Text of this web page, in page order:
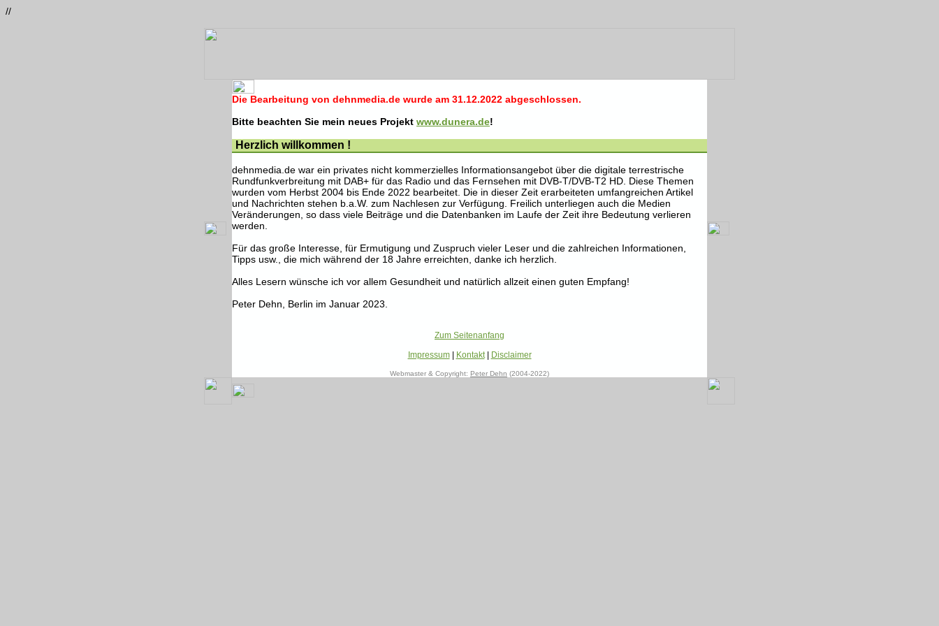
//
Die Bearbeitung von dehnmedia.de wurde am 31.12.2022 abgeschlossen.
Bitte beachten Sie mein neues Projekt www.dunera.de!
Herzlich willkommen !
dehnmedia.de war ein privates nicht kommerzielles Informationsangebot über die digitale terrestrische
Rundfunkverbreitung mit DAB+ für das Radio und das Fernsehen mit DVB-T/DVB-T2 HD. Diese Themen
wurden vom Herbst 2004 bis Ende 2022 bearbeitet. Die in dieser Zeit erarbeiteten umfangreichen Artikel
und Nachrichten stehen b.a.W. zum Nachlesen zur Verfügung. Freilich unterliegen auch die Medien
Veränderungen, so dass viele Beiträge und die Datenbanken im Laufe der Zeit ihre Bedeutung verlieren
werden.
Für das große Interesse, für Ermutigung und Zuspruch vieler Leser und die zahlreichen Informationen,
Tipps usw., die mich während der 18 Jahre erreichten, danke ich herzlich.
Alles Lesern wünsche ich vor allem Gesundheit und natürlich allzeit einen guten Empfang!
Peter Dehn, Berlin im Januar 2023.
Zum Seitenanfang
Impressum| Kontakt| Disclaimer
Webmaster & Copyright: Peter Dehn (2004-2022)